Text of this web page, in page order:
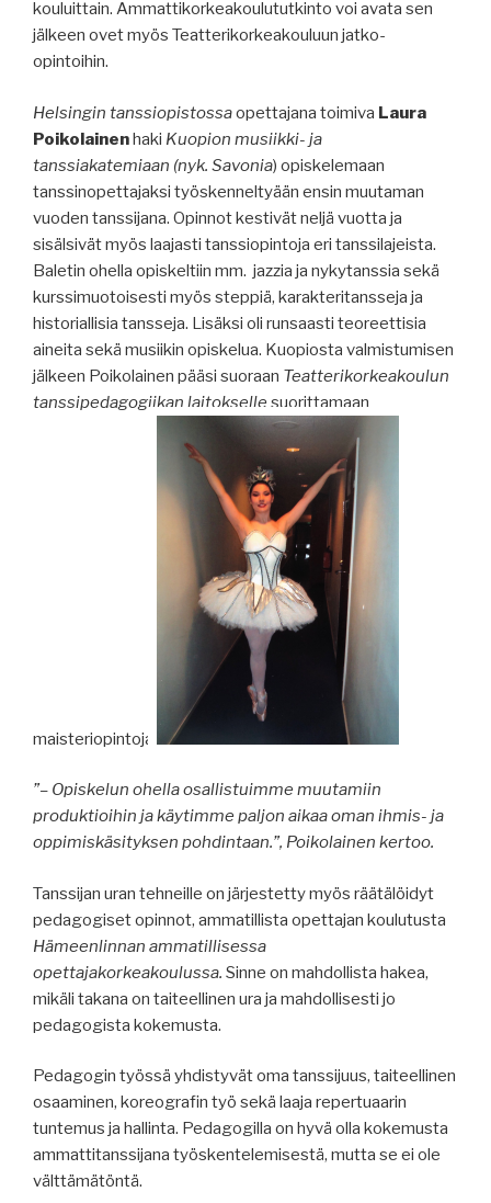
kouluittain. Ammattikorkeakoulututkinto voi avata sen
jälkeen ovet myös Teatterikorkeakouluun jatko-
opintoihin.
Helsingin tanssiopistossaopettajana toimiva Laura
Poikolainenhaki Kuopion musiikki- ja
tanssiakatemiaan (nyk. Savonia) opiskelemaan
tanssinopettajaksi työskenneltyään ensin muutaman
vuoden tanssijana. Opinnot kestivät neljä vuotta ja
sisälsivät myös laajasti tanssiopintoja eri tanssilajeista.
Baletin ohella opiskeltiin mm. jazzia ja nykytanssia sekä
kurssimuotoisesti myös steppiä, karakteritansseja ja
historiallisia tansseja. Lisäksi oli runsaasti teoreettisia
aineita sekä musiikin opiskelua. Kuopiosta valmistumisen
jälkeen Poikolainen pääsi suoraan Teatterikorkeakoulun
tanssipedagogiikan laitokselle suorittamaan
maisteriopintoja.
”– Opiskelun ohella osallistuimme muutamiin
produktioihin ja käytimme paljon aikaa oman ihmis- ja
oppimiskäsityksen pohdintaan.”, Poikolainen kertoo.
Tanssijan uran tehneille on järjestetty myös räätälöidyt
pedagogiset opinnot, ammatillista opettajan koulutusta
Hämeenlinnan ammatillisessa
opettajakorkeakoulussa. Sinne on mahdollista hakea,
mikäli takana on taiteellinen ura ja mahdollisesti jo
pedagogista kokemusta.
Pedagogin työssä yhdistyvät oma tanssijuus, taiteellinen
osaaminen, koreografin työ sekä laaja repertuaarin
tuntemus ja hallinta. Pedagogilla on hyvä olla kokemusta
ammattitanssijana työskentelemisestä, mutta se ei ole
välttämätöntä.